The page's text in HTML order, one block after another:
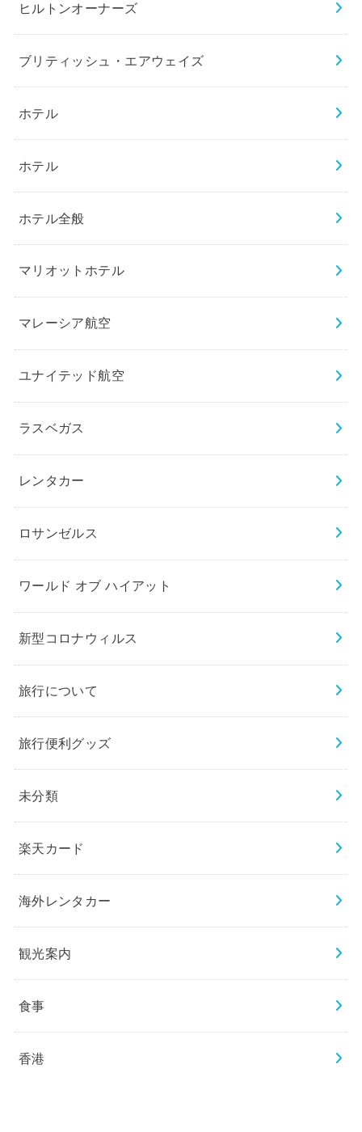
ヒルトンオーナーズ
ブリティッシュ・エアウェイズ
ホテル
ホテル
ホテル全般
マリオットホテル
マレーシア航空
ユナイテッド航空
ラスベガス
レンタカー
ロサンゼルス
ワールド オブ ハイアット
新型コロナウィルス
旅行について
旅行便利グッズ
未分類
楽天カード
海外レンタカー
観光案内
食事
香港